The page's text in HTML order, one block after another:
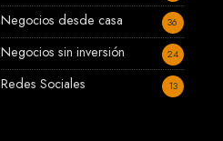
Negocios desde casa 36
Negocios sin inversión 24
Redes Sociales 13